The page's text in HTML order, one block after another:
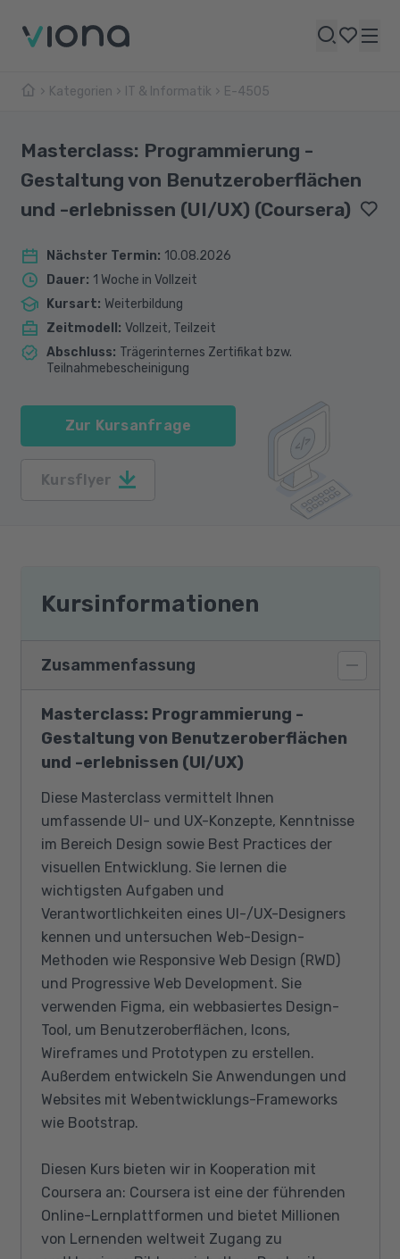
Kategorien IT & Informatik E-4505
Masterclass: Programmierung -
Gestaltung von Benutzeroberflächen
und -erlebnissen (UI/UX) (Coursera)
Nächster Termin: 10.08.2026
Dauer: 1 Woche in Vollzeit
Kursart: Weiterbildung
Zeitmodell : Vollzeit, Teilzeit
Abschluss: Trägerinternes Zertifikat bzw.
Teilnahmebescheinigung
Zur Kursanfrage
Kursflyer
Kursinformationen
Zusammenfassung
Masterclass: Programmierung -
Gestaltung von Benutzeroberflächen
und -erlebnissen (UI/UX)
Diese Masterclass vermittelt Ihnen
umfassende UI- und UX-Konzepte, Kenntnisse
im Bereich Design sowie Best Practices der
visuellen Entwicklung. Sie lernen die
wichtigsten Aufgaben und
Verantwortlichkeiten eines UI-/UX-Designers
kennen und untersuchen Web-Design-
Methoden wie Responsive Web Design (RWD)
und Progressive Web Development. Sie
verwenden Figma, ein webbasiertes Design-
Tool, um Benutzeroberflächen, Icons,
Wireframes und Prototypen zu erstellen.
Außerdem entwickeln Sie Anwendungen und
Websites mit Webentwicklungs-Frameworks
wie Bootstrap.
Diesen Kurs bieten wir in Kooperation mit
Coursera an: Coursera ist eine der führenden
Online-Lernplattformen und bietet Millionen
von Lernenden weltweit Zugang zu